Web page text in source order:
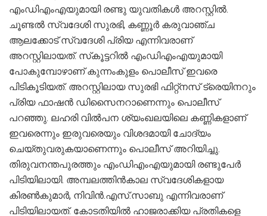
എംഡിഎംഎയുമായി രണ്ടു യുവതികള്‍ അറസ്റ്റില്‍.
ചൂണ്ടല്‍ സ്വദേശി സുരഭി, കണ്ണൂര്‍ കരുവാഞ്ച
ആലക്കോട് സ്വദേശി പ്രിയ എന്നിവരാണ്
അറസ്റ്റിലായത്. സ്‌കൂട്ടറില്‍ എംഡിഎംഎയുമായി
പോകുമ്പോഴാണ് കുന്നംകുളം പൊലീസ് ഇവരെ
പിടികൂടിയത്. അറസ്റ്റിലായ സുരഭി ഫിറ്റ്‌നസ് ട്രെയിനറും
പ്രിയ ഫാഷന്‍ ഡിസൈനറാണെന്നും പൊലീസ്
പറഞ്ഞു. ലഹരി വില്‍പന ശ്യംഖലയിലെ കണ്ണികളാണ്
ഇവരെന്നും ഇരുവരെയും വിശദമായി ചോദ്യം
ചെയ്തുവരുകയാണെന്നും പൊലീസ് അറിയിച്ചു.
തിരുവനന്തപുരത്തും എംഡിഎംഎയുമായി രണ്ടുപേര്‍
പിടിയിലായി. അമ്പലത്തിന്‍കാല സ്വദേശികളായ
കിരണ്‍കുമാര്‍, നിവിന്‍.എസ്.സാബു എന്നിവരാണ്
പിടിയിലായത്. കോടതിയില്‍ ഹാജരാക്കിയ പ്രതികളെ